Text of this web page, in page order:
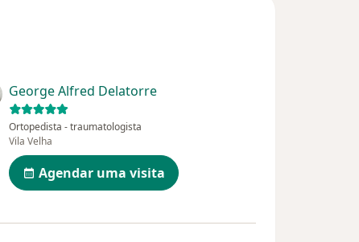
George Alfred Delatorre
Ortopedista - traumatologista
Vila Velha
Agendar uma visita